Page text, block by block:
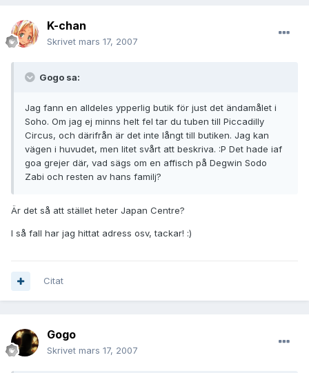
K-chan
Skrivet mars 17, 2007
Gogo sa:
Jag fann en alldeles ypperlig butik för just det ändamålet i
Soho. Om jag ej minns helt fel tar du tuben till Piccadilly
Circus, och därifrån är det inte långt till butiken. Jag kan
vägen i huvudet, men litet svårt att beskriva. :P Det hade iaf
goa grejer där, vad sägs om en affisch på Degwin Sodo
Zabi och resten av hans familj?
Är det så att stället heter Japan Centre?
I så fall har jag hittat adress osv, tackar! :)
Citat
Gogo
Skrivet mars 17, 2007